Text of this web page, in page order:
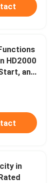
HD2000
and
in